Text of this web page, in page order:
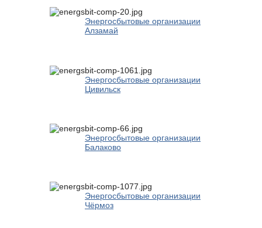
Энергосбытовые организации
Алзамай
Энергосбытовые организации
Цивильск
Энергосбытовые организации
Балаково
Энергосбытовые организации
Чёрмоз